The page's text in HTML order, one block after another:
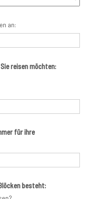
an:
reisen möchten:
für ihre
besteht: